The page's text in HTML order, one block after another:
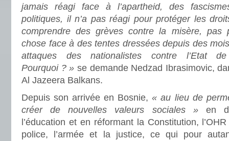
jamais réagi face à l’apartheid, des
politiques, il n’a pas réagi pour protéger les
comprendre des grèves contre la misère, pas
chose face à des tentes dressées depuis des
attaques des nationalistes contre l’Etat de
Pourquoi ? » se demande Nedzad Ibrasimovic,
Al Jazeera Balkans.
Depuis son arrivée en Bosnie,« au lieu de
créer de nouvelles valeurs sociales »en
l’éducation et en réformant la Constitution,
police, l’armée et la justice, ce qui pour